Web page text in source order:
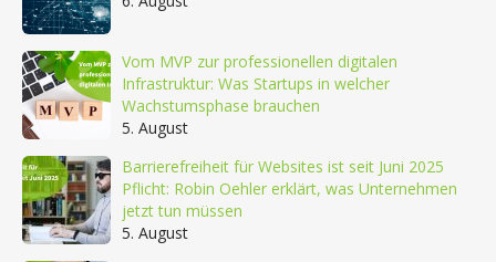
Vom MVP zur professionellen digitalen
Infrastruktur: Was Startups in welcher
Wachstumsphase brauchen
5. August
Barrierefreiheit für Websites ist seit Juni 2025
Pflicht: Robin Oehler erklärt, was Unternehmen
jetzt tun müssen
5. August